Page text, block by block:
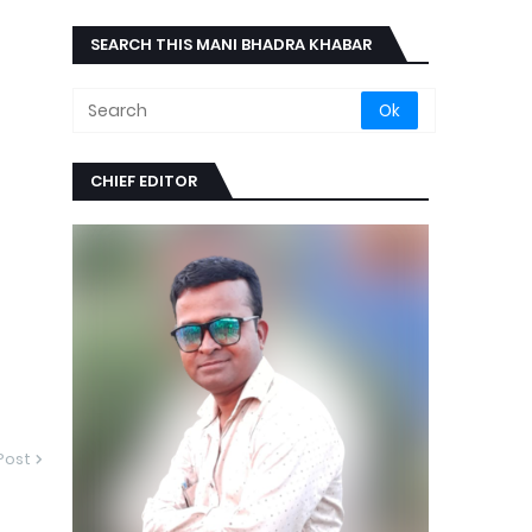
SEARCH THIS MANI BHADRA KHABAR
CHIEF EDITOR